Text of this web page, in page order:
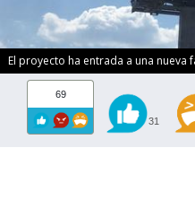
El proyecto ha entrada a una nueva
69
31